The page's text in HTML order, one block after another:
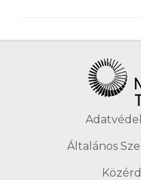
Általános